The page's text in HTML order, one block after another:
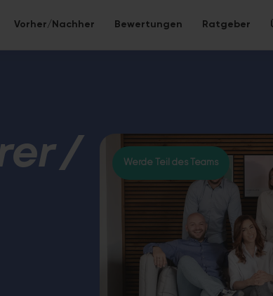
/
Werde Teil des Teams
– nahtlose Mineralwerkstoff-
Eco-Bad
Nachhaltige
Lebensdauer.
Vorher/Nachher Bewertungen Ratgeber